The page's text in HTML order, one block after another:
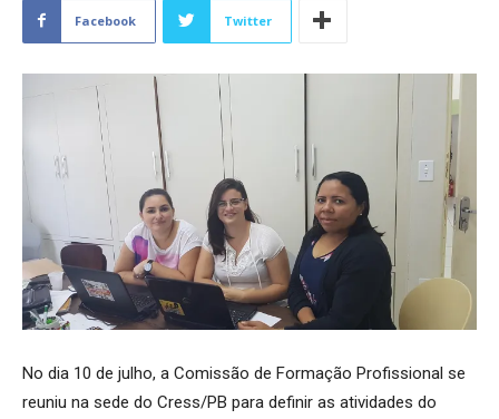
Facebook Twitter
No dia 10 de julho, a Comissão de Formação Profissional se
reuniu na sede do Cress/PB para definir as atividades do